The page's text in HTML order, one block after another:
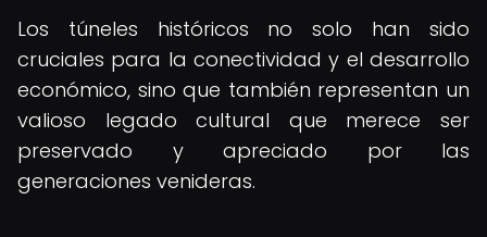
Los túneles históricos no solo han sido
cruciales para la conectividad y el desarrollo
económico, sino que también representan un
valioso legado cultural que merece ser
preservado y apreciado por las
generaciones venideras.